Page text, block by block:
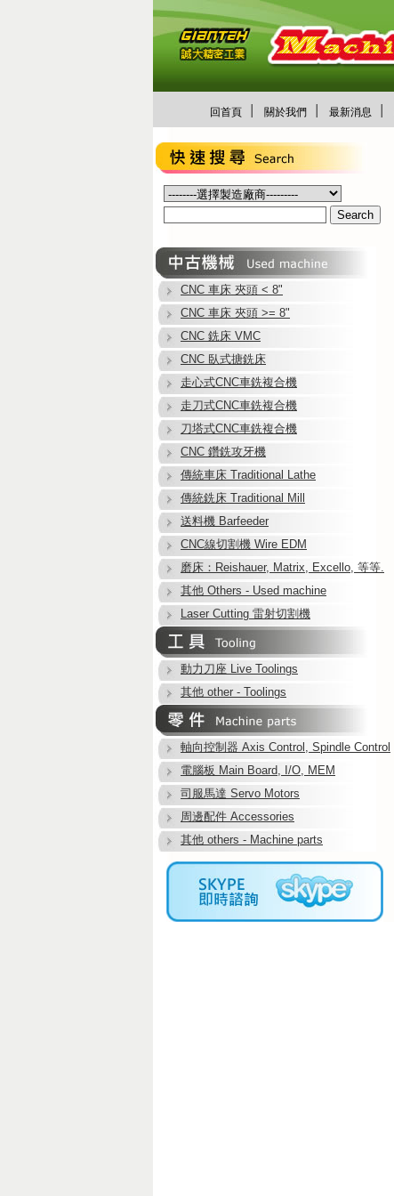
回首頁 關於我們 最新消息
CNC 車床 夾頭 < 8"
CNC 車床 夾頭 >= 8"
CNC 銑床 VMC
CNC 臥式搪銑床
走心式CNC車銑複合機
走刀式CNC車銑複合機
刀塔式CNC車銑複合機
CNC 鑽銑攻牙機
傳統車床 Traditional Lathe
傳統銑床 Traditional Mill
送料機 Barfeeder
CNC線切割機 Wire EDM
磨床：Reishauer, Matrix, Excello, 等等.
其他 Others - Used machine
Laser Cutting 雷射切割機
動力刀座 Live Toolings
其他 other - Toolings
軸向控制器 Axis Control, Spindle Control
電腦板 Main Board, I/O, MEM
司服馬達 Servo Motors
周邊配件 Accessories
其他 others - Machine parts